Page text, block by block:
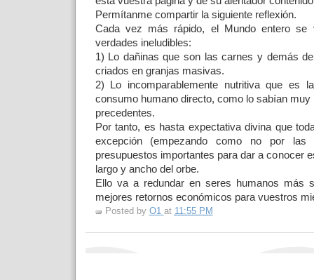
Permítanme compartir la siguiente reflexión.
Cada vez más rápido, el Mundo entero
verdades ineludibles:
1) Lo dañinas que son las carnes y demás
criados en granjas masivas.
2) Lo incomparablemente nutritiva que es
consumo humano directo, como lo sabían
precedentes.
Por tanto, es hasta expectativa divina que
excepción (empezando como no por las
presupuestos importantes para dar a conocer
largo y ancho del orbe.
Ello va a redundar en seres humanos más
mejores retornos económicos para vuestros
Posted by O1 at 11:55 PM